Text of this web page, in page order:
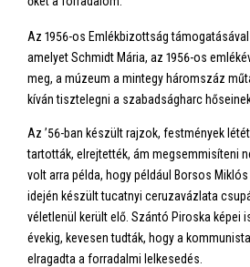
Az 1956-os Emlékbizottság
amelyet Schmidt Mária, az 1956-os
meg, a múzeum a mintegy háromszáz
kíván tisztelegni a szabadságharc
Az ’56-ban készült rajzok, festmények
tartották, elrejtették, ám megsemmisíteni
volt arra példa, hogy például Borsos
idején készült tucatnyi ceruzavázlata
véletlenül került elő. Szántó Piroska képei
évekig, kevesen tudták, hogy a
elragadta a forradalmi lelkesedés.